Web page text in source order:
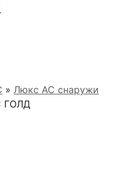
» Люкс АС снаружи
ГОЛД